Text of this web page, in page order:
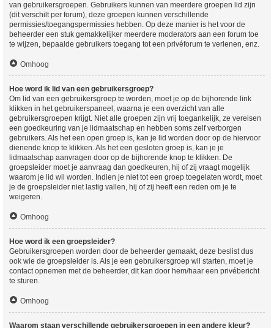
van gebruikersgroepen. Gebruikers kunnen van meerdere groepen lid zijn
(dit verschilt per forum), deze groepen kunnen verschillende
permissies/toegangspermissies hebben. Op deze manier is het voor de
beheerder een stuk gemakkelijker meerdere moderators aan een forum toe
te wijzen, bepaalde gebruikers toegang tot een privéforum te verlenen, enz.
Omhoog
Hoe word ik lid van een gebruikersgroep?
Om lid van een gebruikersgroep te worden, moet je op de bijhorende link
klikken in het gebruikerspaneel, waarna je een overzicht van alle
gebruikersgroepen krijgt. Niet alle groepen zijn vrij toegankelijk, ze vereisen
een goedkeuring van je lidmaatschap en hebben soms zelf verborgen
gebruikers. Als het een open groep is, kan je lid worden door op de hiervoor
dienende knop te klikken. Als het een gesloten groep is, kan je je
lidmaatschap aanvragen door op de bijhorende knop te klikken. De
groepsleider moet je aanvraag dan goedkeuren, hij of zij vraagt mogelijk
waarom je lid wil worden. Indien je niet tot een groep toegelaten wordt, moet
je de groepsleider niet lastig vallen, hij of zij heeft een reden om je te
weigeren.
Omhoog
Hoe word ik een groepsleider?
Gebruikersgroepen worden door de beheerder gemaakt, deze beslist dus
ook wie de groepsleider is. Als je een gebruikersgroep wil starten, moet je
contact opnemen met de beheerder, dit kan door hem/haar een privébericht
te sturen.
Omhoog
Waarom staan verschillende gebruikersgroepen in een andere kleur?